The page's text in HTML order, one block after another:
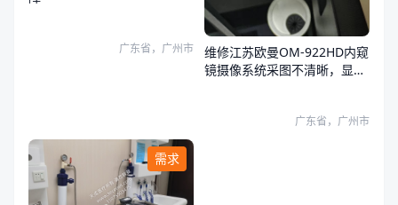
广东省，广州市
维修江苏欧曼OM-922HD内窥
镜摄像系统采图不清晰，显示
广东省，广州市
需求